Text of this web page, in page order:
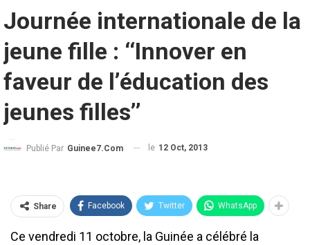
Journée internationale de la
jeune fille : ‘‘Innover en
faveur de l’éducation des
jeunes filles’’
Publié Par Guinee7.com le 12 Oct, 2013
Share Facebook Twitter WhatsApp
Ce vendredi 11 octobre, la Guinée a célébré la